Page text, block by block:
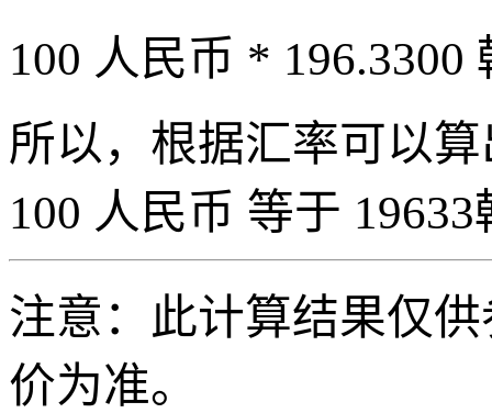
100 人民币 * 196.3300
所以，根据汇率可以
100 人民币 等于
注意：此计算结果仅
价为准。